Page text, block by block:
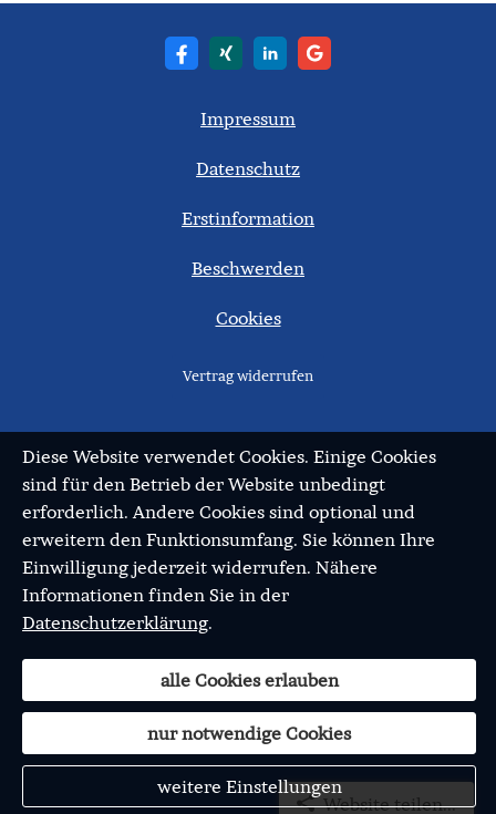
Impressum
Datenschutz
Erstinformation
Beschwerden
Cookies
Vertrag widerrufen
Diese Website verwendet Cookies. Einige Cookies
sind für den Betrieb der Website unbedingt
erforderlich. Andere Cookies sind optional und
erweitern den Funktionsumfang. Sie können Ihre
Einwilligung jederzeit widerrufen. Nähere
Informationen finden Sie in der
Datenschutzerklärung.
alle Cookies erlauben
nur notwendige Cookies
weitere Einstellungen
Website teilen...